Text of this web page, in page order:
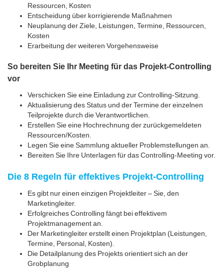
Ressourcen, Kosten
Entscheidung über korrigierende Maßnahmen
Neuplanung der Ziele, Leistungen, Termine, Ressourcen,
Kosten
Erarbeitung der weiteren Vorgehensweise
So bereiten Sie Ihr Meeting für das Projekt-Controlling
vor
Verschicken Sie eine Einladung zur Controlling-Sitzung.
Aktualisierung des Status und der Termine der einzelnen
Teilprojekte durch die Verantwortlichen.
Erstellen Sie eine Hochrechnung der zurückgemeldeten
Ressourcen/Kosten.
Legen Sie eine Sammlung aktueller Problemstellungen an.
Bereiten Sie Ihre Unterlagen für das Controlling-Meeting vor.
Die 8 Regeln für effektives Projekt-Controlling
Es gibt nur einen einzigen Projektleiter – Sie, den
Marketingleiter.
Erfolgreiches Controlling fängt bei effektivem
Projektmanagement an.
Der Marketingleiter erstellt einen Projektplan (Leistungen,
Termine, Personal, Kosten).
Die Detailplanung des Projekts orientiert sich an der
Grobplanung